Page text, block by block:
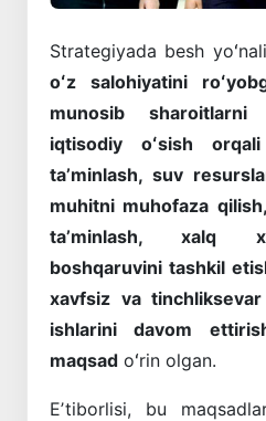
Strategiyada besh
oʻz salohiyatini
munosib sharoitlarni
iqtisodiy oʻsish
taʼminlash, suv
muhitni muhofaza
taʼminlash, xalq
boshqaruvini tashkil
xavfsiz va
ishlarini davom
maqsad oʻrin olgan.
Eʼtiborlisi, bu